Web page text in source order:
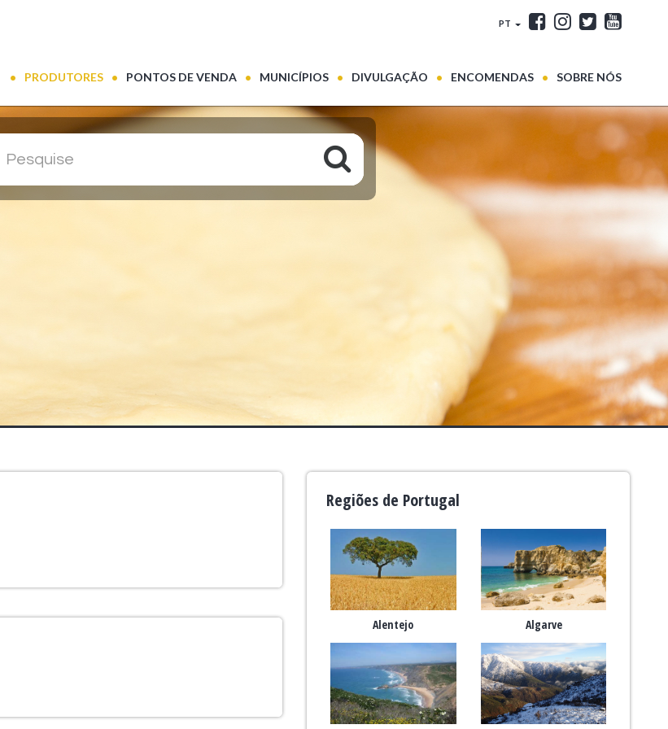
PT
(CURRENT)
PRODUTORES PONTOS DE VENDA MUNICÍPIOS DIVULGAÇÃO ENCOMENDAS SOBRE NÓS
Regiões de Portugal
Alentejo Algarve